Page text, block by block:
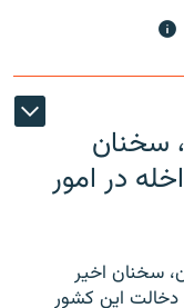
سخنان
در امور
سخنان اخیر
دخالت این کشور